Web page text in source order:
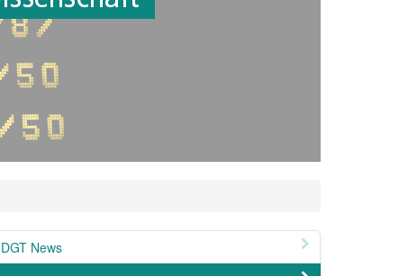
DGT News